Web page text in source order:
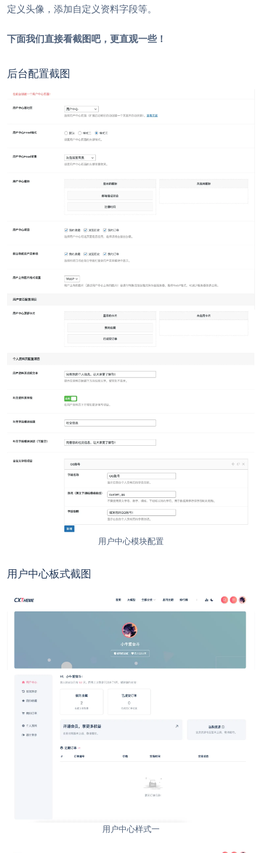
定义头像，添加自定义资料字段等。
下面我们直接看截图吧，更直观一些！
后台配置截图
用户中心模块配置
用户中心板式截图
用户中心样式一